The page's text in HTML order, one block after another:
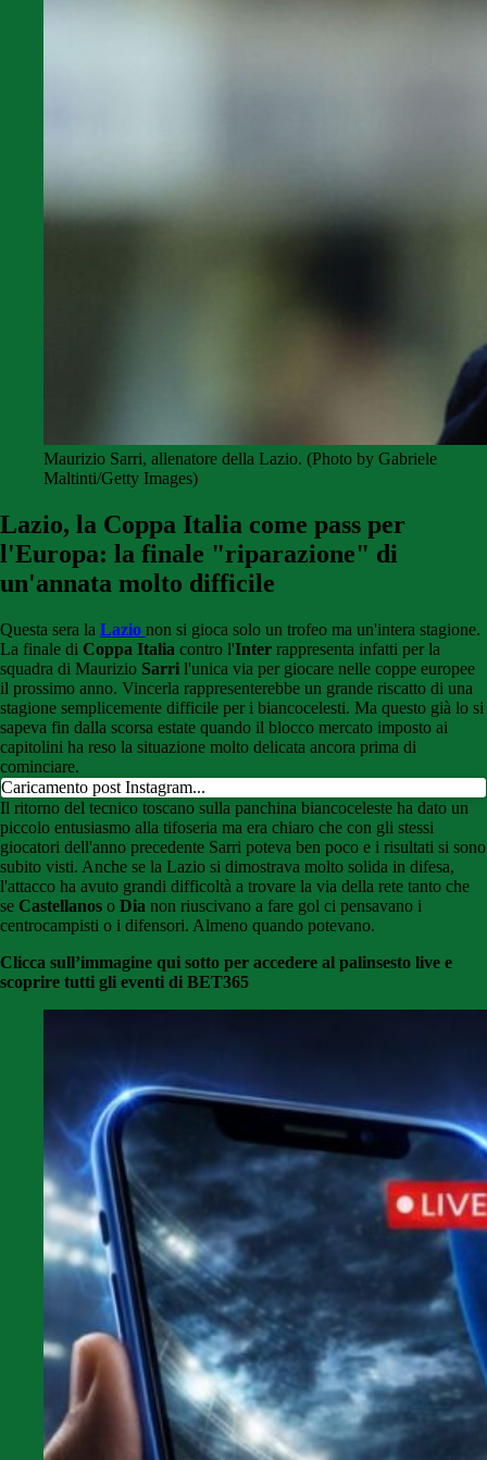
Maurizio Sarri, allenatore della Lazio. (Photo by Gabriele
Maltinti/Getty Images)
Lazio, la Coppa Italia come pass per
l'Europa: la finale "riparazione" di
un'annata molto difficile
Questa sera la Lazio non si gioca solo un trofeo ma un'intera stagione.
La finale di Coppa Italia contro l'Inter rappresenta infatti per la
squadra di Maurizio Sarri l'unica via per giocare nelle coppe europee
il prossimo anno. Vincerla rappresenterebbe un grande riscatto di una
stagione semplicemente difficile per i biancocelesti. Ma questo già lo si
sapeva fin dalla scorsa estate quando il blocco mercato imposto ai
capitolini ha reso la situazione molto delicata ancora prima di
cominciare.
Caricamento post Instagram...
Il ritorno del tecnico toscano sulla panchina biancoceleste ha dato un
piccolo entusiasmo alla tifoseria ma era chiaro che con gli stessi
giocatori dell'anno precedente Sarri poteva ben poco e i risultati si sono
subito visti. Anche se la Lazio si dimostrava molto solida in difesa,
l'attacco ha avuto grandi difficoltà a trovare la via della rete tanto che
se Castellanos o Dia non riuscivano a fare gol ci pensavano i
centrocampisti o i difensori. Almeno quando potevano.
Clicca sull’immagine qui sotto per accedere al palinsesto live e
scoprire tutti gli eventi di BET365